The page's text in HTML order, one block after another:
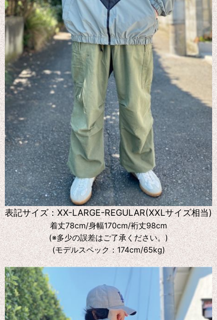
表記サイズ：XX-LARGE-REGULAR(XXLサイズ相当)
着丈78cm/身幅170cm/裄丈98cm
(※多少の誤差はご了承ください。)
(モデルスペック：174cm/65kg)